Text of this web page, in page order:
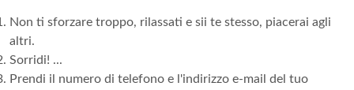
Non ti sforzare troppo, rilassati e sii te stesso, piacerai agli
altri.
Sorridi! ...
Prendi il numero di telefono e l'indirizzo e-mail del tuo